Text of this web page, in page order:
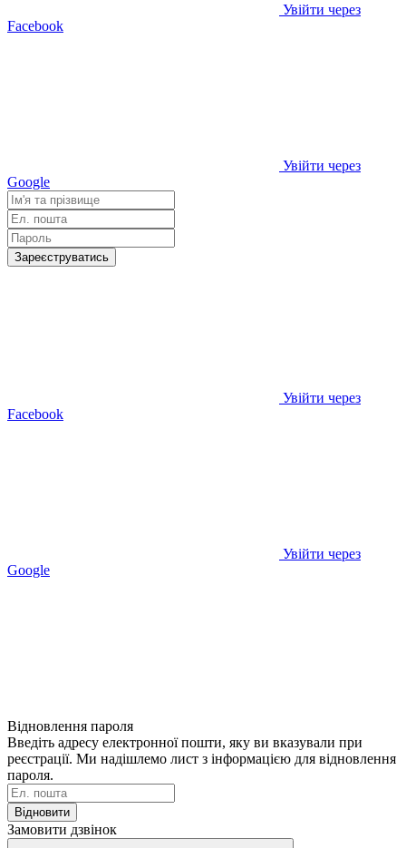
Увійти через
Facebook
Увійти через
Google
Зареєструватись
Увійти через
Facebook
Увійти через
Google
Відновлення пароля
Введіть адресу електронної пошти, яку ви вказували при
реєстрації. Ми надішлемо лист з інформацією для відновлення
пароля.
Відновити
Замовити дзвінок